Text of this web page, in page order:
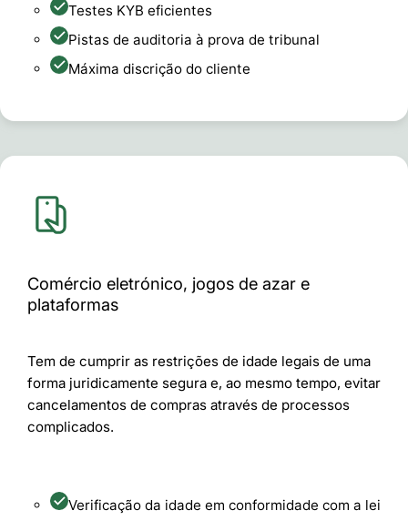
Testes KYB eficientes
Pistas de auditoria à prova de tribunal
Máxima discrição do cliente
Comércio eletrónico, jogos de azar e
plataformas
Tem de cumprir as restrições de idade legais de uma
forma juridicamente segura e, ao mesmo tempo, evitar
cancelamentos de compras através de processos
complicados.
Verificação da idade em conformidade com a lei